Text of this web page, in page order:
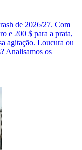
de 2026/27. Com
e 200 $ para a prata,
agitação. Loucura ou
Analisamos os